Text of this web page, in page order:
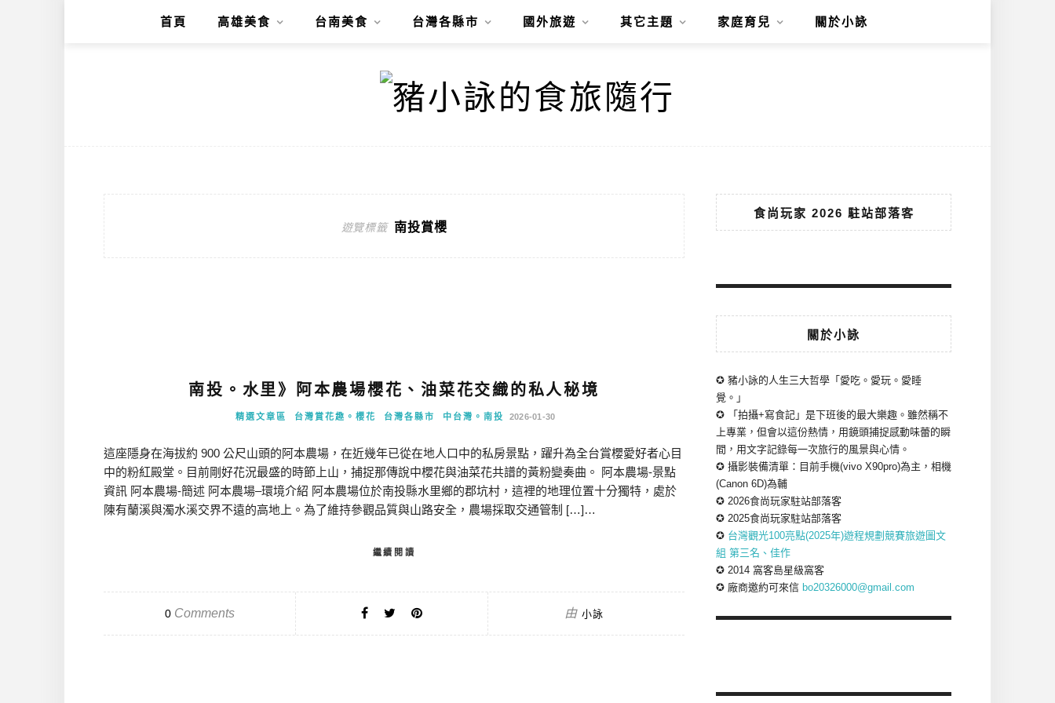
首頁 高雄美食 台南美食 台灣各縣市 國外旅遊 其它主題 家庭育兒 關於小詠
遊覽標籤 南投賞櫻
南投。水里》阿本農場櫻花、油菜花交織的私人秘境
精選文章區 台灣賞花趣。櫻花 台灣各縣市 中台灣。南投 2026-01-30
這座隱身在海拔約 900 公尺山頭的阿本農場，在近幾年已從在地人口中的私房景點，躍升為全台賞櫻愛好者心目
中的粉紅殿堂。目前剛好花況最盛的時節上山，捕捉那傳說中櫻花與油菜花共譜的黃粉變奏曲。 阿本農場-景點
資訊 阿本農場-簡述 阿本農場–環境介紹 阿本農場位於南投縣水里鄉的郡坑村，這裡的地理位置十分獨特，處於
陳有蘭溪與濁水溪交界不遠的高地上。為了維持參觀品質與山路安全，農場採取交通管制 […]…
繼續閱讀
0Comments 由 小詠
食尚玩家 2026 駐站部落客
關於小詠
✪ 豬小詠的人生三大哲學「愛吃。愛玩。愛睡
覺。」
✪ 「拍攝+寫食記」是下班後的最大樂趣。雖然稱不
上專業，但會以這份熱情，用鏡頭捕捉感動味蕾的瞬
間，用文字記錄每一次旅行的風景與心情。
✪ 攝影裝備清單：目前手機(vivo X90pro)為主，相機
(Canon 6D)為輔
✪ 2026食尚玩家駐站部落客
✪ 2025食尚玩家駐站部落客
✪ 台灣觀光100亮點(2025年)遊程規劃競賽旅遊圖文
組 第三名、佳作
✪ 2014 窩客島星級窩客
✪ 廠商邀約可來信 bo20326000@gmail.com